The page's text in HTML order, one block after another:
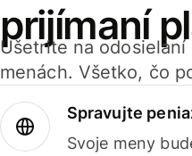
prijímaní
Ušetrite na
menách. Všetko, čo
Spravujte
Svoje meny